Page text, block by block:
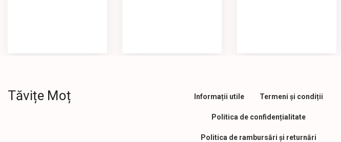
Tăvițe Moț Informații utile Termeni și condiții
Politica de confidențialitate
Politica de rambursări și returnări